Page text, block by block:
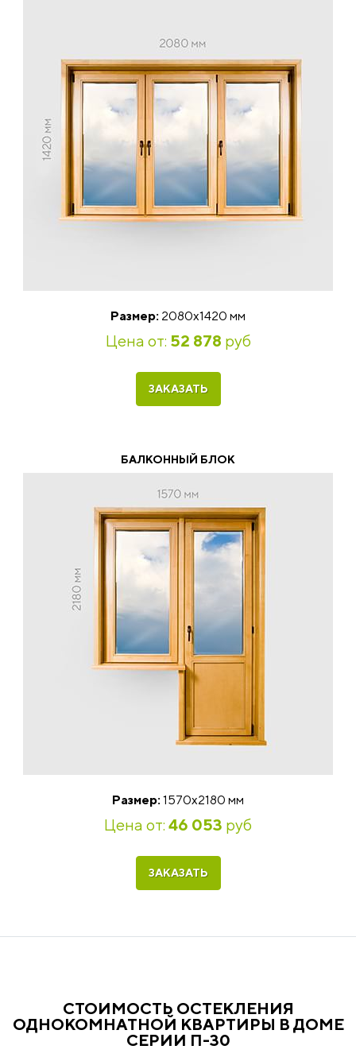
Размер: 2080х1420 мм
Цена от: 52 878 руб
ЗАКАЗАТЬ
БАЛКОННЫЙ БЛОК
Размер: 1570x2180 мм
Цена от: 46 053 руб
ЗАКАЗАТЬ
СТОИМОСТЬ ОСТЕКЛЕНИЯ
ОДНОКОМНАТНОЙ КВАРТИРЫ В ДОМЕ
СЕРИИ П-30